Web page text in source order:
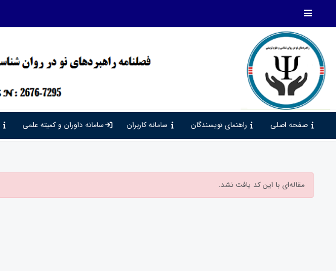
صفحه اصلی راهنمای نویسندگان سامانه کاربران سامانه داوران و کمیته علمی
مقاله‌ای با این کد یافت نشد.